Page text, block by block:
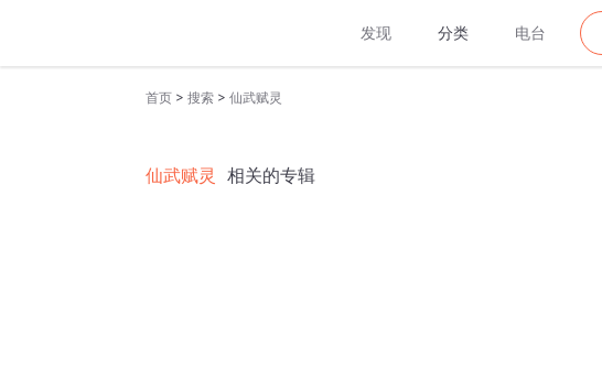
发现 分类 电台
首页 > 搜索 > 仙武赋灵
仙武赋灵 相关的专辑